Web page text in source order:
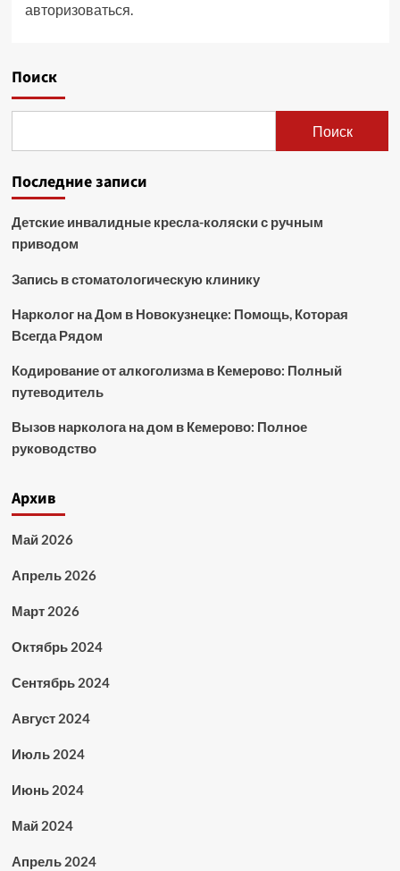
авторизоваться.
Поиск
Поиск
Последние записи
Детские инвалидные кресла-коляски с ручным
приводом
Запись в стоматологическую клинику
Нарколог на Дом в Новокузнецке: Помощь, Которая
Всегда Рядом
Кодирование от алкоголизма в Кемерово: Полный
путеводитель
Вызов нарколога на дом в Кемерово: Полное
руководство
Архив
Май 2026
Апрель 2026
Март 2026
Октябрь 2024
Сентябрь 2024
Август 2024
Июль 2024
Июнь 2024
Май 2024
Апрель 2024